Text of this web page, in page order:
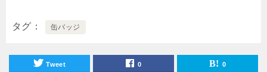
タグ 缶バッジ
Tweet 0 0